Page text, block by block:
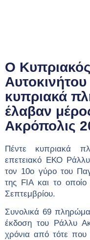
Ο
Αυτοκινήτου
κυπριακά
έλαβαν
Ακρόπολις
Πέντε κυπριακά
επετειακό ΕΚΟ Ράλλυ
τον 10ο γύρο του
της FIA και το οποίο
Σεπτεμβρίου.
Συνολικά 69
έκδοση του Ράλλυ
χρόνια από τότε που